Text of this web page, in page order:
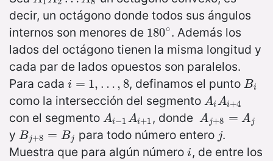
decir, un octágono donde todos sus ángulos
internos son menores de 180∘
180∘. Además los
lados del octágono tienen la misma longitud y
cada par de lados opuestos son paralelos.
Para cada i = 1, … , 8
i=1, …, 8 , definamos el punto Bi
Bi
como la intersección del segmento AiAi+4
AiAi+4
con el segmento Ai−1Ai+1
Ai−1 Ai+1 , dondeAj+8 = Aj
Aj+8 =A j
y Bj+8 = Bj
Bj+8 =B j para todo número entero j
j.
Muestra que para algún número i
i , de entre los